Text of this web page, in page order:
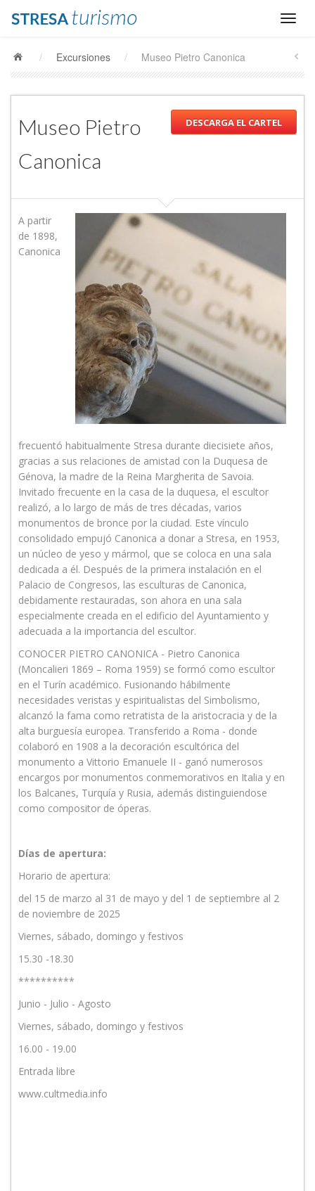
/ Excursiones / Museo Pietro Canonica
DESCARGA EL CARTEL
Museo Pietro
Canonica
A partir
de 1898,
Canonica
frecuentó habitualmente Stresa durante diecisiete años,
gracias a sus relaciones de amistad con la Duquesa de
Génova, la madre de la Reina Margherita de Savoia.
Invitado frecuente en la casa de la duquesa, el escultor
realizó, a lo largo de más de tres décadas, varios
monumentos de bronce por la ciudad. Este vínculo
consolidado empujó Canonica a donar a Stresa, en 1953,
un núcleo de yeso y mármol, que se coloca en una sala
dedicada a él. Después de la primera instalación en el
Palacio de Congresos, las esculturas de Canonica,
debidamente restauradas, son ahora en una sala
especialmente creada en el edificio del Ayuntamiento y
adecuada a la importancia del escultor.
CONOCER PIETRO CANONICA - Pietro Canonica
(Moncalieri 1869 – Roma 1959) se formó como escultor
en el Turín académico. Fusionando hábilmente
necesidades veristas y espiritualistas del Simbolismo,
alcanzó la fama como retratista de la aristocracia y de la
alta burguesía europea. Transferido a Roma - donde
colaboró en 1908 a la decoración escultórica del
monumento a Vittorio Emanuele II - ganó numerosos
encargos por monumentos conmemorativos en Italia y en
los Balcanes, Turquía y Rusia, además distinguiendose
como compositor de óperas.
Días de apertura:
Horario de apertura:
del 15 de marzo al 31 de mayo y del 1 de septiembre al 2
de noviembre de 2025
Viernes, sábado, domingo y festivos
15.30 -18.30
**********
Junio - Julio - Agosto
Viernes, sábado, domingo y festivos
16.00 - 19.00
Entrada libre
www.cultmedia.info